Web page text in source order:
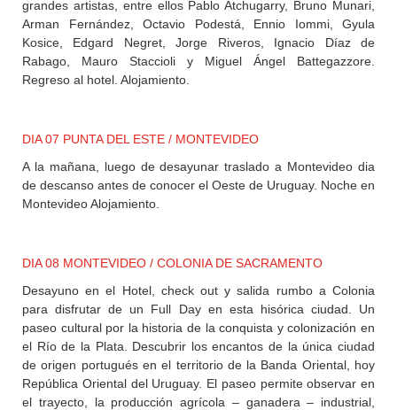
grandes artistas, entre ellos Pablo Atchugarry, Bruno Munari,
Arman Fernández, Octavio Podestá, Ennio Iommi, Gyula
Kosice, Edgard Negret, Jorge Riveros, Ignacio Díaz de
Rabago, Mauro Staccioli y Miguel Ángel Battegazzore.
Regreso al hotel. Alojamiento.
DIA 07 PUNTA DEL ESTE / MONTEVIDEO
A la mañana, luego de desayunar traslado a Montevideo dia
de descanso antes de conocer el Oeste de Uruguay. Noche en
Montevideo Alojamiento.
DIA 08 MONTEVIDEO / COLONIA DE SACRAMENTO
Desayuno en el Hotel, check out y salida rumbo a Colonia
para disfrutar de un Full Day en esta hisórica ciudad. Un
paseo cultural por la historia de la conquista y colonización en
el Río de la Plata. Descubrir los encantos de la única ciudad
de origen portugués en el territorio de la Banda Oriental, hoy
República Oriental del Uruguay. El paseo permite observar en
el trayecto, la producción agrícola – ganadera – industrial,